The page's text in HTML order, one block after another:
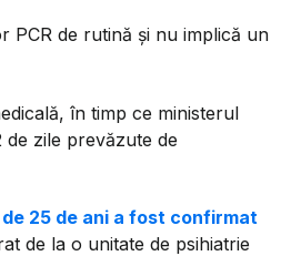
PCR de rutină și nu implică un
în timp ce ministerul
zile prevăzute de
25 de ani a fost confirmat
de la o unitate de psihiatrie